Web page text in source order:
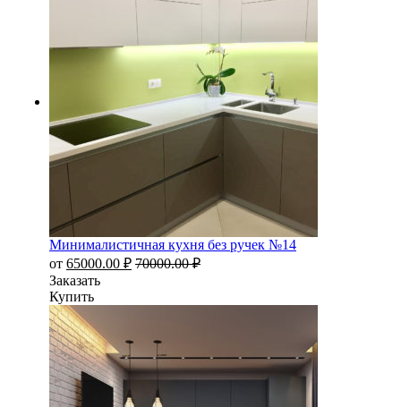
Минималистичная кухня без ручек №14
от 65000.00 ₽ 70000.00₽
Заказать
Купить